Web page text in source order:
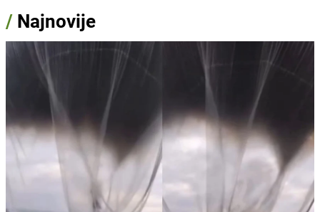
/ Najnovije